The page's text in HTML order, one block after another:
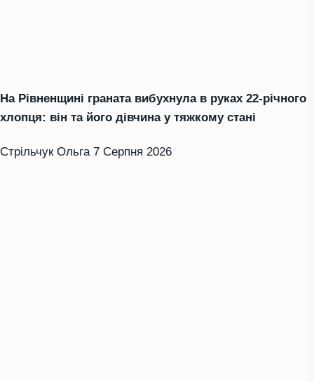
На Рівненщині граната вибухнула в руках 22-річного
хлопця: він та його дівчина у тяжкому стані
Стрільчук Ольга 7 Серпня 2026